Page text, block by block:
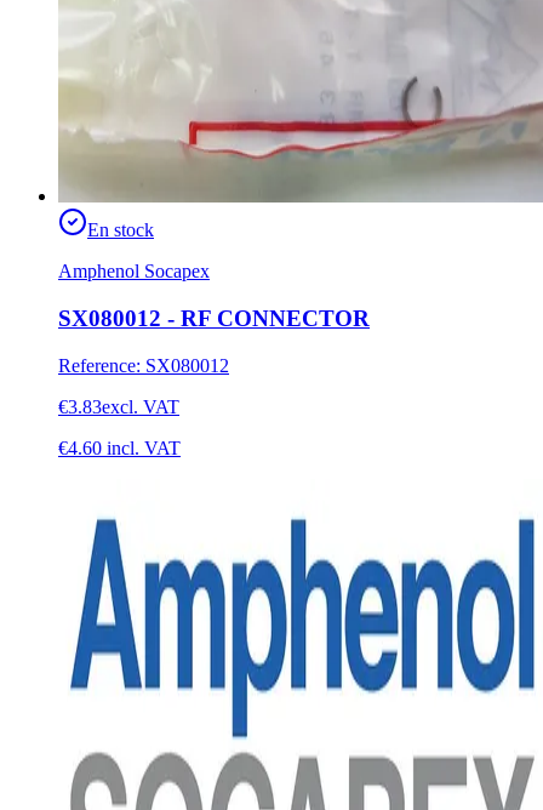
En stock
Amphenol Socapex
SX080012 - RF CONNECTOR
Reference: SX080012
€3.83excl. VAT
€4.60 incl. VAT